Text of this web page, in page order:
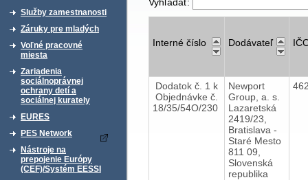
Služby zamestnanosti
Záruky pre mladých
Voľné pracovné
miesta
Zariadenia
sociálnoprávnej
ochrany detí a
sociálnej kurately
EURES
PES Network
Nástroje na
prepojenie Európy
(CEF)/Systém EESSI
Vyhľadať:
Interné číslo Dodávateľ
Dodatok č. 1 k
Objednávke č.
18/35/54O/230
Newport
Group, a. s.
Lazaretská
2419/23,
Bratislava -
Staré Mesto
811 09,
Slovenská
republika